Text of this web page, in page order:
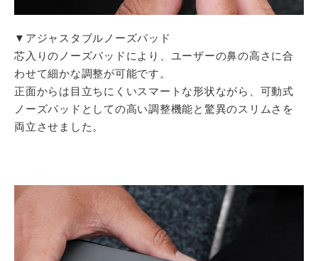
▼アジャスタブルノーズパッド
芯入りのノーズパッドにより、ユーザーの鼻の高さに合
わせて細かな調整が可能です。
正面からは目立ちにくいスマートな形状ながら、可動式
ノーズパッドとしての高い調整機能と驚異のスリムさを
両立させました。